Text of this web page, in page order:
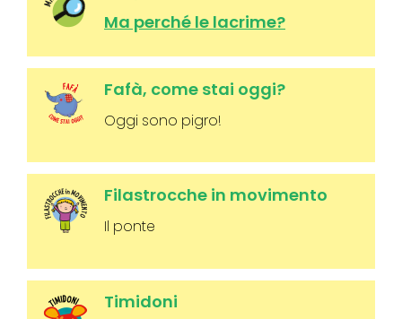
Ma perché le lacrime?
Fafà, come stai oggi?
Oggi sono pigro!
Filastrocche in movimento
Il ponte
Timidoni